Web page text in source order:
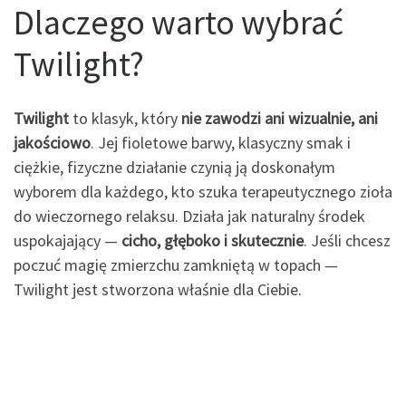
Dlaczego warto wybrać
Twilight?
Twilight to klasyk, który nie zawodzi ani wizualnie, ani
jakościowo. Jej fioletowe barwy, klasyczny smak i
ciężkie, fizyczne działanie czynią ją doskonałym
wyborem dla każdego, kto szuka terapeutycznego zioła
do wieczornego relaksu. Działa jak naturalny środek
uspokajający — cicho, głęboko i skutecznie. Jeśli chcesz
poczuć magię zmierzchu zamkniętą w topach —
Twilight jest stworzona właśnie dla Ciebie.